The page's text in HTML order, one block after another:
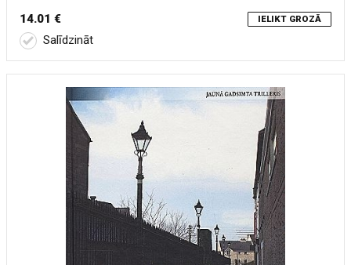
14.01 € IELIKT GROZĀ
Salīdzināt